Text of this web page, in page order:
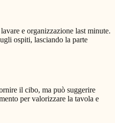
e organizzazione last minute.
ospiti, lasciando la parte
il cibo, ma può suggerire
per valorizzare la tavola e